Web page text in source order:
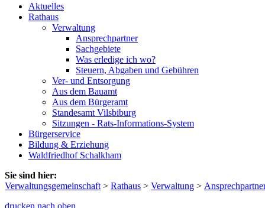
Aktuelles
Rathaus
Verwaltung
Ansprechpartner
Sachgebiete
Was erledige ich wo?
Steuern, Abgaben und Gebühren
Ver- und Entsorgung
Aus dem Bauamt
Aus dem Bürgeramt
Standesamt Vilsbiburg
Sitzungen - Rats-Informations-System
Bürgerservice
Bildung & Erziehung
Waldfriedhof Schalkham
Sie sind hier:
Verwaltungsgemeinschaft > Rathaus > Verwaltung >
drucken nach oben